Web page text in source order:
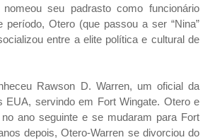
seu padrasto como funcionário
período, Otero (que passou a ser “Nina”
entre a elite política e cultural de
Rawson D. Warren, um oficial da
EUA, servindo em Fort Wingate. Otero e
ano seguinte e se mudaram para Fort
depois, Otero-Warren se divorciou do